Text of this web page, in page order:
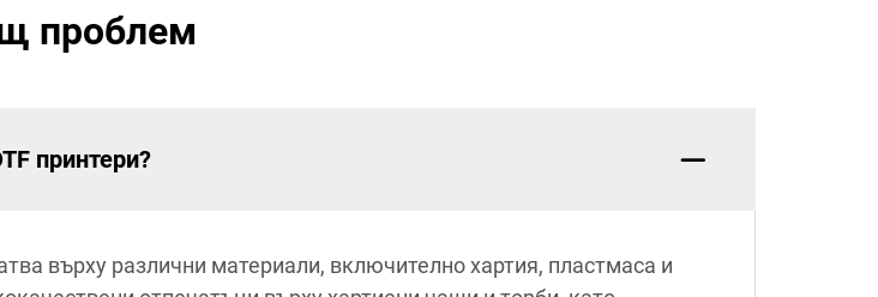
проблем
принтери?
върху различни материали, включително хартия, пластмаса и